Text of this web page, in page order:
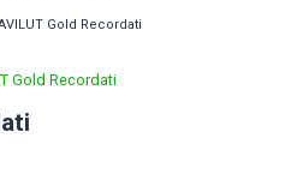
Gold Recordati